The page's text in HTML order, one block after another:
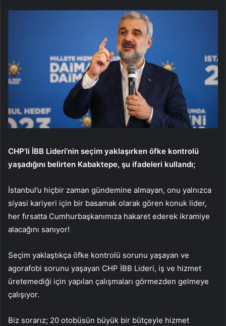
CHP’li İBB Lideri’nin seçim yaklaşırken öfke kontrolü
yaşadığını belirten Kabaktepe, şu ifadeleri kullandı;
İstanbul’u hiçbir zaman gündemine almayan, onu yalnızca
siyasi kariyeri için bir basamak olarak gören konuk lider,
her fırsatta Cumhurbaşkanımıza hakaret ederek ikramiye
alacağını sanıyor!
Seçim yaklaştıkça öfke kontrolü sorunu yaşayan ve
agorafobi sorunu yaşayan CHP İBB Lideri, iş ve hizmet
üretemediği için yapılan çalışmaları görmezden gelmeye
çalışıyor.
Biz sorarız; 20 otobüsün büyük bir bütçeyle hizmet